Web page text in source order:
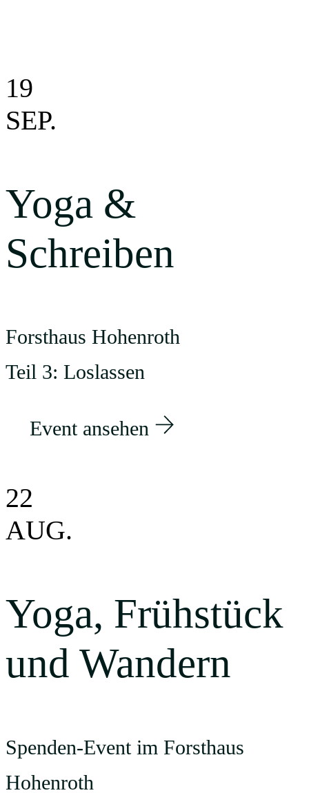
19
SEP.
Yoga &
Schreiben
Forsthaus Hohenroth
Teil 3: Loslassen
Event ansehen
22
AUG.
Yoga, Frühstück
und Wandern
Spenden-Event im Forsthaus
Hohenroth